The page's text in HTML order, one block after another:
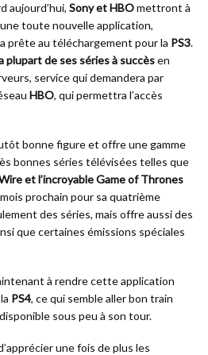
aujourd’hui, Sony et HBOmettront à
toute nouvelle application,
prête au téléchargement pour la PS3.
plupart de ses séries à succèsen
service qui demandera par
HBO, qui permettra l’accès
bonne figure et offre une gamme
bonnes séries télévisées telles que
et l’incroyable Game of Thrones
prochain pour sa quatrième
des séries, mais offre aussi des
que certaines émissions spéciales
à rendre cette application
PS4, ce qui semble aller bon train
sous peu à son tour.
une fois de plus les